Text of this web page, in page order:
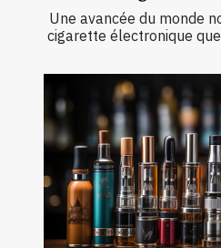
Une avancée du monde
cigarette électronique